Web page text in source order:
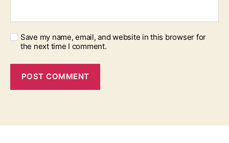
Save my name, email, and website in this browser for
the next time I comment.